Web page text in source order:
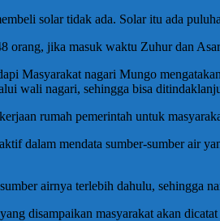
solar tidak ada. Solar itu ada
orang, jika masuk waktu Zuhur dan
Masyarakat nagari Mungo
wali nagari, sehingga bisa
rumah pemerintah untuk
dalam mendata sumber-sumber air
airnya terlebih dahulu, sehingga
disampaikan masyarakat akan